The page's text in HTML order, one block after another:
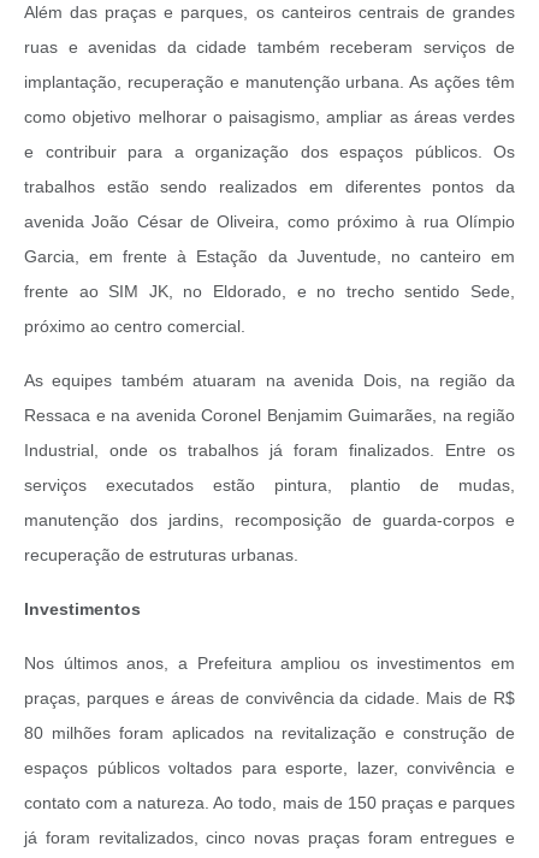
Além das praças e parques, os canteiros centrais de grandes
ruas e avenidas da cidade também receberam serviços de
implantação, recuperação e manutenção urbana. As ações têm
como objetivo melhorar o paisagismo, ampliar as áreas verdes
e contribuir para a organização dos espaços públicos. Os
trabalhos estão sendo realizados em diferentes pontos da
avenida João César de Oliveira, como próximo à rua Olímpio
Garcia, em frente à Estação da Juventude, no canteiro em
frente ao SIM JK, no Eldorado, e no trecho sentido Sede,
próximo ao centro comercial.
As equipes também atuaram na avenida Dois, na região da
Ressaca e na avenida Coronel Benjamim Guimarães, na região
Industrial, onde os trabalhos já foram finalizados. Entre os
serviços executados estão pintura, plantio de mudas,
manutenção dos jardins, recomposição de guarda-corpos e
recuperação de estruturas urbanas.
Investimentos
Nos últimos anos, a Prefeitura ampliou os investimentos em
praças, parques e áreas de convivência da cidade. Mais de R$
80 milhões foram aplicados na revitalização e construção de
espaços públicos voltados para esporte, lazer, convivência e
contato com a natureza. Ao todo, mais de 150 praças e parques
já foram revitalizados, cinco novas praças foram entregues e